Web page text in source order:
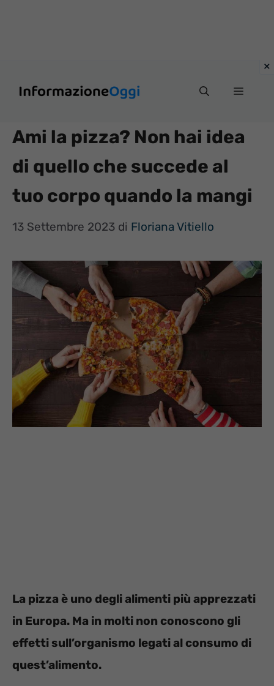
Menu
Ami la pizza? Non hai idea
di quello che succede al
tuo corpo quando la mangi
13 Settembre 2023 di Floriana Vitiello
La pizza è uno degli alimenti più apprezzati
in Europa. Ma in molti non conoscono gli
effetti sull’organismo legati al consumo di
quest’alimento.